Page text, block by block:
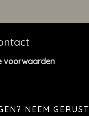
voorwaarden
NEEM GERUST